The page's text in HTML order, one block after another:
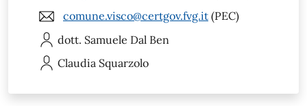
comune.visco@certgov.fvg.it (PEC)
dott. Samuele Dal Ben
Claudia Squarzolo